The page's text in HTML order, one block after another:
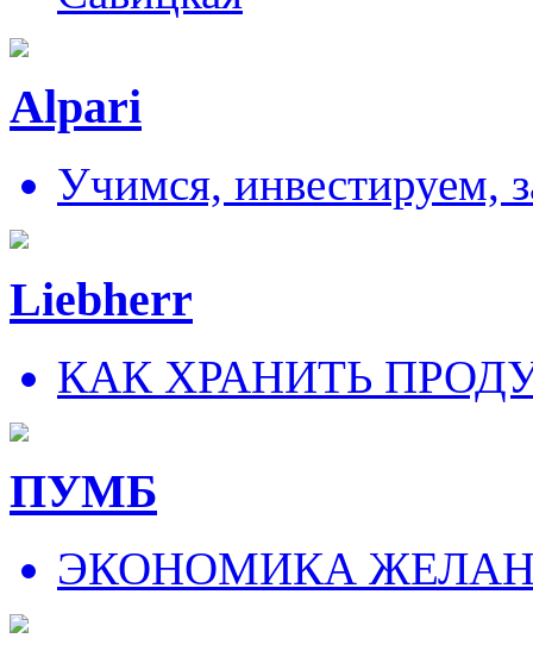
Alpari
Учимся, инвестируем,
Liebherr
КАК ХРАНИТЬ
ПУМБ
ЭКОНОМИКА